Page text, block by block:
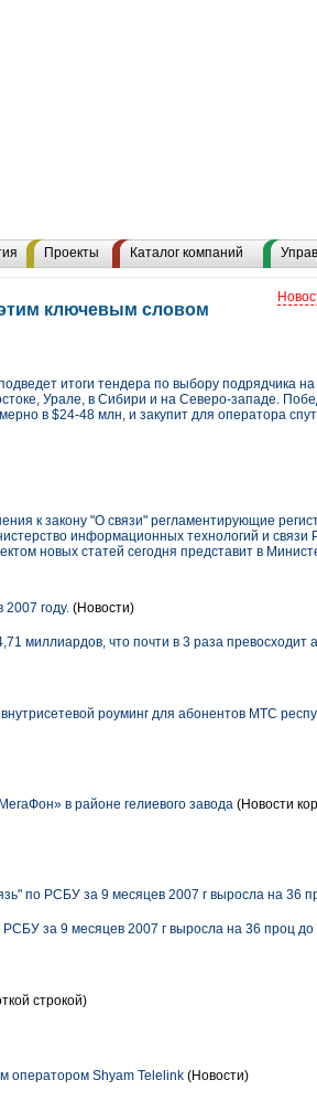
Проекты Каталог компаний
ключевым словом
итоги тендера по выбору подрядчика на
Урале, в Сибири и на Северо-западе.
в $24-48 млн, и закупит для оператора
к закону "О связи" регламентирующие
информационных технологий и
новых статей сегодня представит в
году. (Новости)
миллиардов, что почти в 3 раза превосходит
роуминг для абонентов МТС
в районе гелиевого завода (Новости
по РСБУ за 9 месяцев 2007 г выросла на 36
за 9 месяцев 2007 г выросла на 36 проц до
строкой)
оператором Shyam Telelink (Новости)